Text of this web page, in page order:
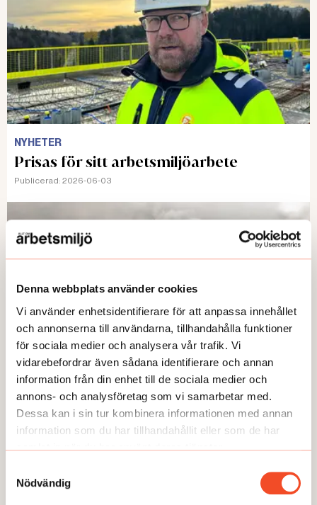
Denna webbplats använder cookies
Vi använder enhetsidentifierare för att anpassa innehållet
och annonserna till användarna, tillhandahålla funktioner
för sociala medier och analysera vår trafik. Vi
vidarebefordrar även sådana identifierare och annan
information från din enhet till de sociala medier och
annons- och analysföretag som vi samarbetar med.
Dessa kan i sin tur kombinera informationen med annan
information som du har tillhandahållit eller som de har
samlat in när du har använt deras tjänster.
Nödvändig
NYHETER
Prisas för sitt arbetsmiljöarbete
Publicerad: 2026-06-03
Arbetet återupptas på SSAB
Publicerad:2026-05-26